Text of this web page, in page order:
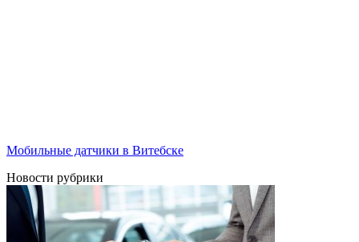
Мобильные датчики в Витебске
Новости рубрики